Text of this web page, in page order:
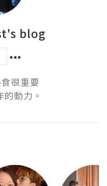
blog
很重要
動力。